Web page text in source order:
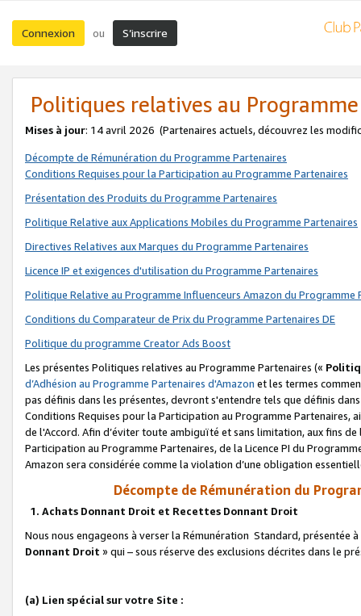
Connexion ou S’inscrire
Politiques relatives au
Mises à jour: 14 avril 2026 (Partenaires actuels, découvrez les
Décompte de Rémunération du Programme Partenaires
Conditions Requises pour la Participation au Programme Partenaires
Présentation des Produits du Programme Partenaires
Politique Relative aux Applications Mobiles du Programme Partenaires
Directives Relatives aux Marques du Programme Partenaires
Licence IP et exigences d'utilisation du Programme Partenaires
Politique Relative au Programme Influenceurs Amazon du Programme
Conditions du Comparateur de Prix du Programme Partenaires DE
Politique du programme Creator Ads Boost
Les présentes Politiques relatives au Programme Partenaires («
d’Adhésion au Programme Partenaires d'Amazon et les termes
pas définis dans les présentes, devront s'entendre tels que définis
Conditions Requises pour la Participation au Programme Partenaires,
de l'Accord. Afin d’éviter toute ambiguïté et sans limitation, aux fins
Participation au Programme Partenaires, de la Licence PI du
Amazon sera considérée comme la violation d’une obligation
Décompte de Rémunération du
1. Achats Donnant Droit et Recettes Donnant Droit
Nous nous engageons à verser la Rémunération Standard, présentée
Donnant Droit » qui – sous réserve des exclusions décrites dans le
(a) Lien spécial sur votre Site :